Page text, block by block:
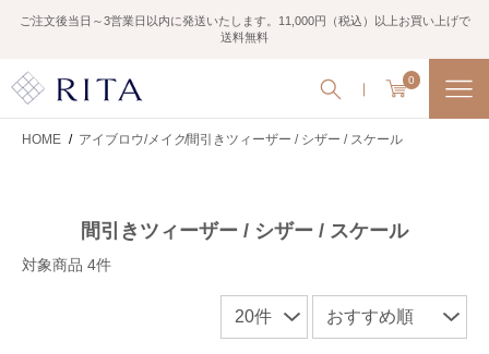
ご注文後当日～3営業日以内に発送いたします。11,000円（税込）以上お買い上げで
送料無料
0
HOME / アイブロウ/メイク間引きツィーザー / シザー / スケール
間引きツィーザー / シザー / スケール
対象商品 4件